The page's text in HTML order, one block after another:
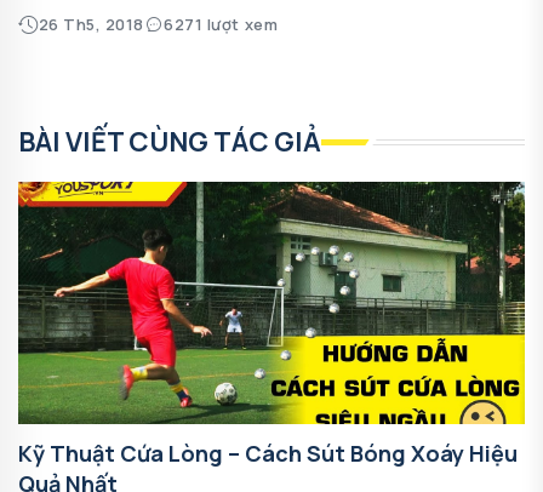
26 Th5, 2018 6271 lượt xem
BÀI VIẾT CÙNG TÁC GIẢ
Kỹ Thuật Cứa Lòng – Cách Sút Bóng Xoáy Hiệu
Quả Nhất